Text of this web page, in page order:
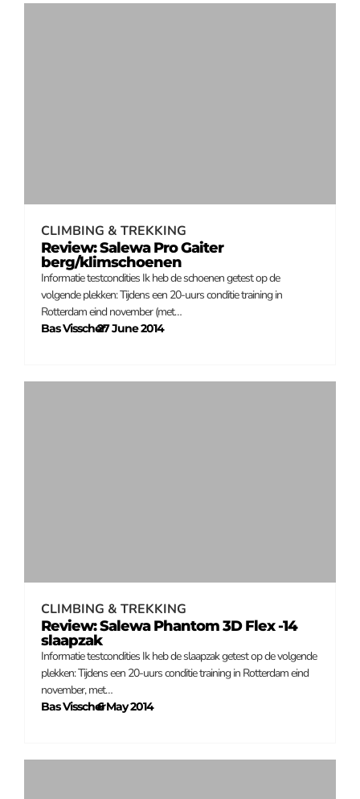
CLIMBING & TREKKING
Review: Salewa Pro Gaiter
berg/klimschoenen
Informatie testcondities Ik heb de schoenen getest op de
volgende plekken: Tijdens een 20-uurs conditie training in
Rotterdam eind november (met…
Bas Visscher
–
27 June 2014
CLIMBING & TREKKING
Review: Salewa Phantom 3D Flex -14
slaapzak
Informatie testcondities Ik heb de slaapzak getest op de volgende
plekken: Tijdens een 20-uurs conditie training in Rotterdam eind
november, met…
Bas Visscher
–
6 May 2014